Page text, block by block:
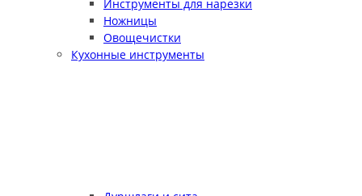
Инструменты для нарезки
Ножницы
Овощечистки
Кухонные инструменты